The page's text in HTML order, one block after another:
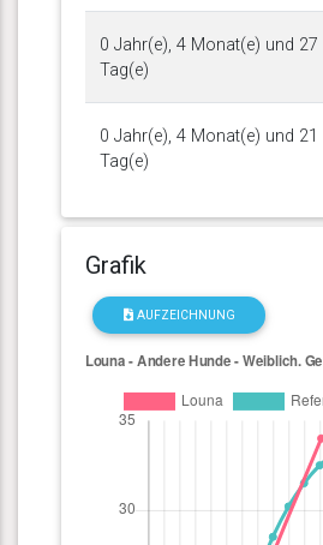
0 Jahr(e), 4 Monat(e) und 27
Tag(e)
0 Jahr(e), 4 Monat(e) und 21
Tag(e)
Grafik
AUFZEICHNUNG